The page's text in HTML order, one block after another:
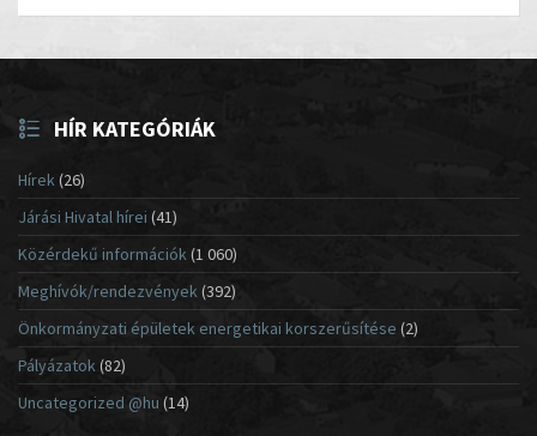
HÍR KATEGÓRIÁK
Hírek(26)
Járási Hivatal hírei (41)
Közérdekű információk(1 060)
Meghívók/rendezvények (392)
Önkormányzati épületek energetikai korszerűsítése (2)
Pályázatok (82)
Uncategorized @hu (14)